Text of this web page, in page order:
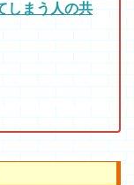
しまう人の共